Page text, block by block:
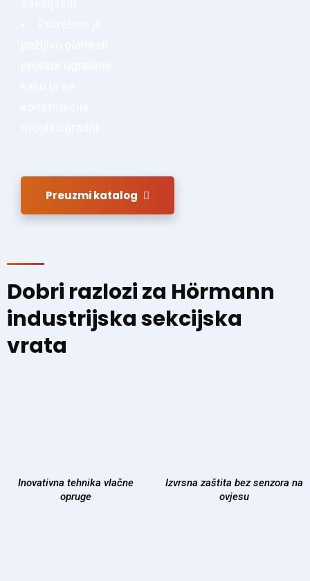
Preuzmi katalog
Dobri razlozi za Hörmann
industrijska sekcijska
vrata
Inovativna tehnika vlačne
opruge
Izvrsna zaštita bez senzora na
ovjesu